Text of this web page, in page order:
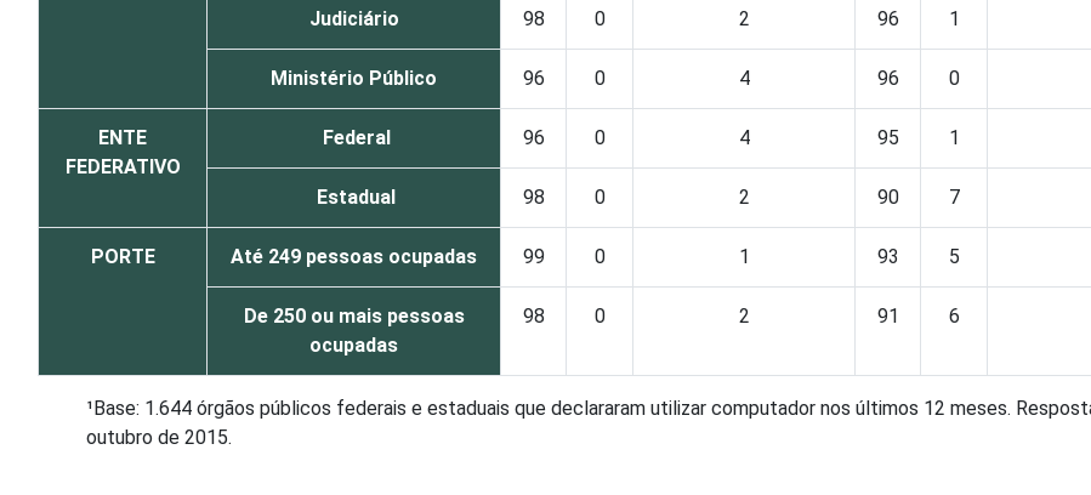
Judiciário 98 0 2 96 1
Ministério Público 96 0 4 96 0
ENTE
FEDERATIVO
Federal 96 0 4 95 1
Estadual 98 0 2 90 7
PORTE Até 249 pessoas ocupadas 99 0 1 93 5
De 250 ou mais pessoas
ocupadas
98 0 2 91 6
¹Base: 1.644 órgãos públicos federais e estaduais que declararam utilizar computador nos últimos 12 meses.
outubro de 2015.